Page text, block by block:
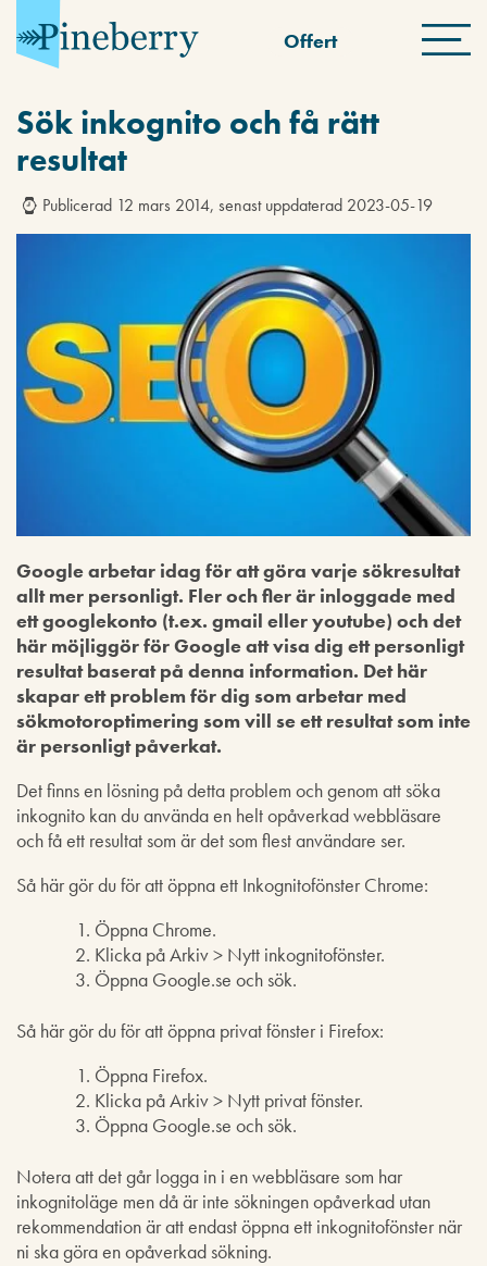
Offert
Sök inkognito och få rätt
resultat
Publicerad 12 mars 2014, senast uppdaterad 2023-05-19
Google arbetar idag för att göra varje sökresultat
allt mer personligt. Fler och fler är inloggade med
ett googlekonto (t.ex. gmail eller youtube) och det
här möjliggör för Google att visa dig ett personligt
resultat baserat på denna information. Det här
skapar ett problem för dig som arbetar med
sökmotoroptimering som vill se ett resultat som inte
är personligt påverkat.
Det finns en lösning på detta problem och genom att söka
inkognito kan du använda en helt opåverkad webbläsare
och få ett resultat som är det som flest användare ser.
Så här gör du för att öppna ett Inkognitofönster Chrome:
Öppna Chrome.
Klicka på Arkiv > Nytt inkognitofönster.
Öppna Google.se och sök.
Så här gör du för att öppna privat fönster i Firefox:
Öppna Firefox.
Klicka på Arkiv > Nytt privat fönster.
Öppna Google.se och sök.
Notera att det går logga in i en webbläsare som har
inkognitoläge men då är inte sökningen opåverkad utan
rekommendation är att endast öppna ett inkognitofönster när
ni ska göra en opåverkad sökning.